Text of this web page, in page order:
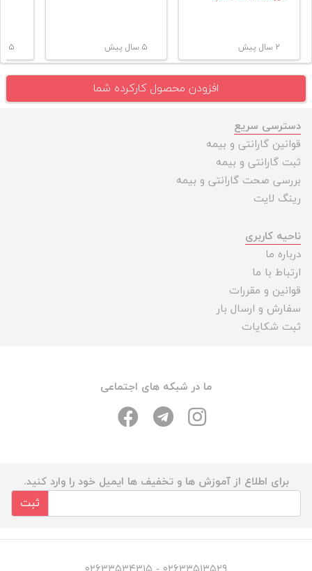
۲ سال پیش ۵ سال پیش ۵ سال پیش
افزودن محصول کارکرده شما
دسترسی سریع
قوانین گارانتی و بیمه
ثبت گارانتی و بیمه
بررسی صحت گارانتی و بیمه
رینگ لایت
ناحیه کاربری
درباره ما
ارتباط با ما
قوانین و مقررات
سفارش و ارسال بار
ثبت شکایات
ما در شبکه های اجتماعی
برای اطلاع از آموزش ها و تخفیف ها ایمیل خود را وارد کنید.
ثبت